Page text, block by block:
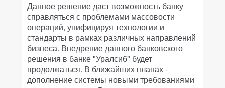
Данное решение даст возможность банку
справляться с проблемами массовости
операций, унифицируя технологии и
стандарты в рамках различных направлений
бизнеса. Внедрение данного банковского
решения в банке "Уралсиб" будет
продолжаться. В ближайших планах -
дополнение системы новыми требованиями